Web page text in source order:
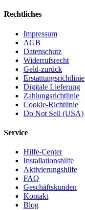
Rechtliches
Impressum
AGB
Datenschutz
Widerrufsrecht
Geld-zurück
Erstattungsrichtlinie
Digitale Lieferung
Zahlungsrichtlinie
Cookie-Richtlinie
Do Not Sell (USA)
Service
Hilfe-Center
Installationshilfe
Aktivierungshilfe
FAQ
Geschäftskunden
Kontakt
Blog